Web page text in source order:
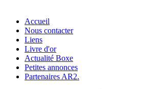
Accueil
Nous contacter
Liens
Livre d'or
Actualité Boxe
Petites annonces
Partenaires AR2.